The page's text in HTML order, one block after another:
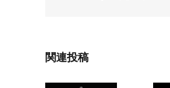
関連投稿